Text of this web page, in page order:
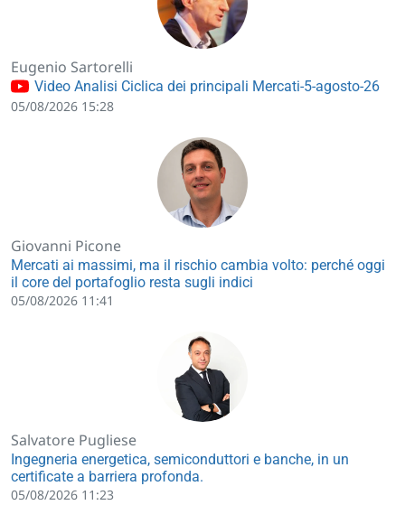
Eugenio Sartorelli
Video Analisi Ciclica dei principali Mercati-5-agosto-26
05/08/2026 15:28
Giovanni Picone
Mercati ai massimi, ma il rischio cambia volto: perché oggi
il core del portafoglio resta sugli indici
05/08/2026 11:41
Salvatore Pugliese
Ingegneria energetica, semiconduttori e banche, in un
certificate a barriera profonda.
05/08/2026 11:23